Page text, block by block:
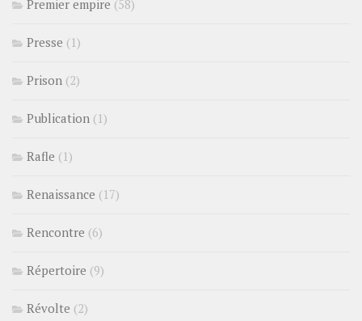
Premier empire (58)
Presse (1)
Prison (2)
Publication (1)
Rafle (1)
Renaissance (17)
Rencontre (6)
Répertoire (9)
Révolte (2)